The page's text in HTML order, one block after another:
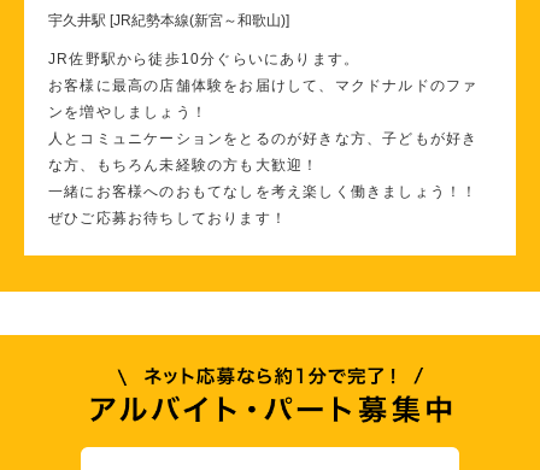
宇久井駅 [JR紀勢本線(新宮～和歌山)]
JR佐野駅から徒歩10分ぐらいにあります。
お客様に最高の店舗体験をお届けして、マクドナルドのファ
ンを増やしましょう！
人とコミュニケーションをとるのが好きな方、子どもが好き
な方、もちろん未経験の方も大歓迎！
一緒にお客様へのおもてなしを考え楽しく働きましょう！！
ぜひご応募お待ちしております！